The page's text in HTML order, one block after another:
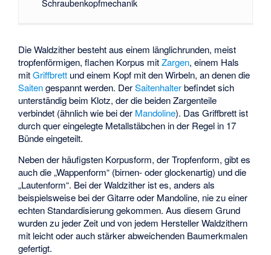
Schraubenkopfmechanik
Die Waldzither besteht aus einem länglichrunden, meist
tropfenförmigen, flachen Korpus mitZargen, einem Hals
mitGriffbrett und einem Kopf mit den Wirbeln, an denen die
Saitengespannt werden. DerSaitenhalterbefindet sich
unterständig beim Klotz, der die beiden Zargenteile
verbindet (ähnlich wie bei der Mandoline). Das Griffbrett ist
durch quer eingelegte Metallstäbchen in der Regel in 17
Bünde eingeteilt.
Neben der häufigsten Korpusform, der Tropfenform, gibt es
auch die „Wappenform“ (birnen- oder glockenartig) und die
„Lautenform“. Bei der Waldzither ist es, anders als
beispielsweise bei der Gitarre oder Mandoline, nie zu einer
echten Standardisierung gekommen. Aus diesem Grund
wurden zu jeder Zeit und von jedem Hersteller Waldzithern
mit leicht oder auch stärker abweichenden Baumerkmalen
gefertigt.